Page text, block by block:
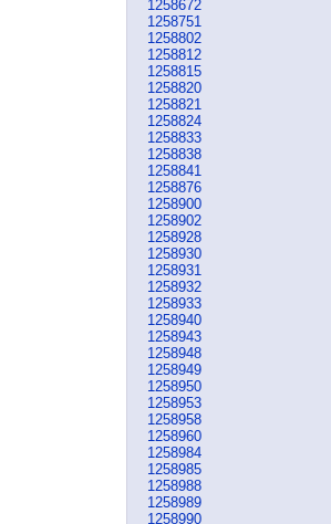
1258672
1258751
1258802
1258812
1258815
1258820
1258821
1258824
1258833
1258838
1258841
1258876
1258900
1258902
1258928
1258930
1258931
1258932
1258933
1258940
1258943
1258948
1258949
1258950
1258953
1258958
1258960
1258984
1258985
1258988
1258989
1258990